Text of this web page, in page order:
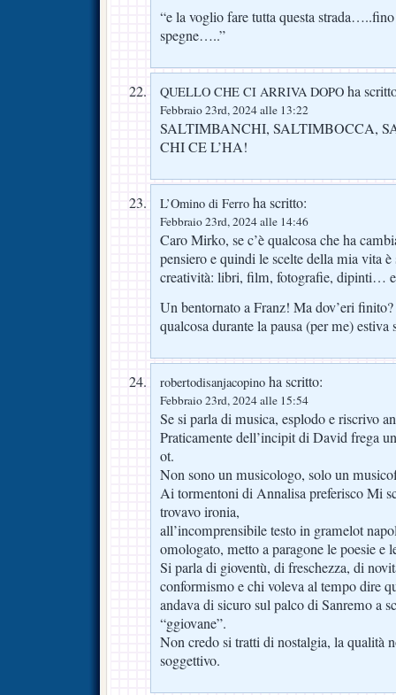
“e la voglio fare tutta questa
spegne…..”
QUELLO CHE CI ARRIVA DOPO ha
Febbraio 23rd, 2024 alle 13:22
SALTIMBANCHI, SALTIMBOCCA,
CHI CE L’HA!
L’Omino di Ferro ha scritto:
Febbraio 23rd, 2024 alle 14:46
Caro Mirko, se c’è qualcosa che ha
pensiero e quindi le scelte della mia vita è
creatività: libri, film, fotografie, dipinti…
Un bentornato a Franz! Ma dov’eri
qualcosa durante la pausa (per me)
robertodisanjacopino ha scritto:
Febbraio 23rd, 2024 alle 15:54
Se si parla di musica, esplodo e riscrivo
Praticamente dell’incipit di David frega
ot.
Non sono un musicologo, solo un
Ai tormentoni di Annalisa preferisco Mi
trovavo ironia,
all’incomprensibile testo in gramelot
omologato, metto a paragone le poesie e
Si parla di gioventù, di freschezza, di
conformismo e chi voleva al tempo dire
andava di sicuro sul palco di Sanremo a
“ggiovane”.
Non credo si tratti di nostalgia, la qualità
soggettivo.